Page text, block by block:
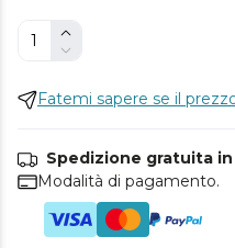
Fatemi sapere se il
Spedizione gratuita
Modalità di pagamento.